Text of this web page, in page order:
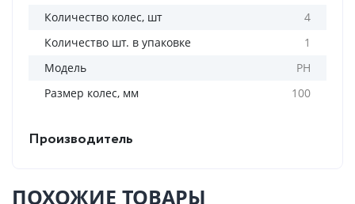
Количество колес, шт
4
Количество шт. в упаковке
1
Модель
PH
Размер колес, мм
100
Производитель
ПОХОЖИЕ ТОВАРЫ